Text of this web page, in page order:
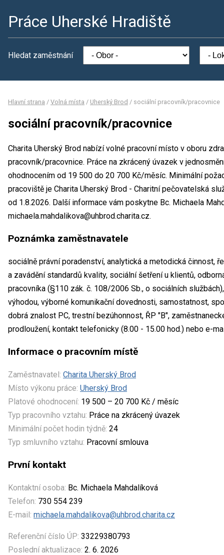
Práce Uherské Hradiště
Hledat zaměstnání
Hlavní strana / Volná místa / Uherský Brod / sociální pracovník/pracovnice
sociální pracovník/pracovnice
Charita Uherský Brod nabízí volné pracovní místo v oboru
pracovník/pracovnice. Práce na zkrácený úvazek v
ohodnocením od 19 500 do 20 700 Kč/měsíc. Minimální
pracoviště je Charita Uherský Brod - Charitní pečovatelská
od 1.8.2026. Další informace vám poskytne Bc. Michaela
michaela.mahdalikova@uhbrod.charita.cz.
Poznámka zaměstnavatele
sociálně právní poradenství, analytická a metodická činnost,
a zavádění standardů kvality, sociální šetření u klientů,
pracovníka (§110 zák. č. 108/2006 Sb., o sociálních
výhodou, výborné komunikační dovednosti, samostatnost,
dobrá znalost PC, trestní bezúhonnost, ŘP "B",
prodloužení, kontakt telefonicky (8.00 - 15.00 hod.) nebo e-
Informace o pracovním místě
Zaměstnavatel: Charita Uherský Brod
Místo výkonu práce: Uherský Brod
Platové ohodnocení: 19 500 – 20 700 Kč / měsíc
Typ pracovního vztahu: Práce na zkrácený úvazek
Minimální počet hodin týdně: 24
Typ smluvního vztahu: Pracovní smlouva
První kontakt
Kontaktní osoba: Bc. Michaela Mahdalíková
Telefon: 730 554 239
E-mail: michaela.mahdalikova@uhbrod.charita.cz
Referenční číslo ÚP: 33229380793
Poslední aktualizace: 2. 6. 2026